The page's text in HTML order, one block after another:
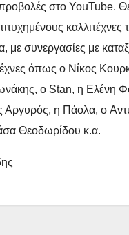
στο YouTube.
καλλιτέχνες
με συνεργασίες με
όπως ο Νίκος
ο Stan, η Ελένη
Αργυρός, η Πάολα, ο
Θεοδωρίδου κ.α.